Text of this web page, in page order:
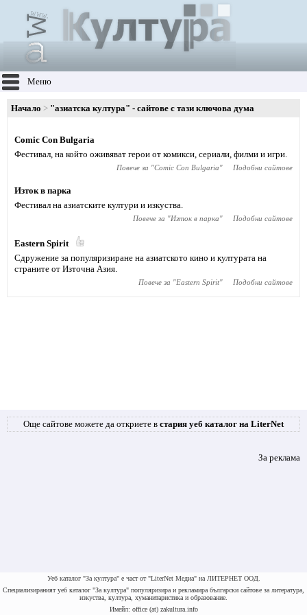
Меню
Начало "азиатска култура" - сайтове с тази ключова дума
Comic Con Bulgaria
Фестивал, на който оживяват герои от комикси, сериали, филми и игри.
Повече за "Comic Con Bulgaria" Подобни сайтове
Изток в парка
Фестивал на азиатските култури и изкуства.
Повече за "Изток в парка" Подобни сайтове
Eastern Spirit
Сдружение за популяризиране на азиатското кино и културата на
страните от Източна Азия.
Повече за "Eastern Spirit" Подобни сайтове
Още сайтове можете да откриете в стария уеб каталог на LiterNet
За реклама
Уеб каталог "За култура" е част от "LiterNet Медиа" на ЛИТЕРНЕТ ООД.
Специализираният уеб каталог "За култура" популяризира и рекламира български сайтове за литература,
изкуства, култура, хуманитаристика и образование.
Имейл: office (at) zakultura.info